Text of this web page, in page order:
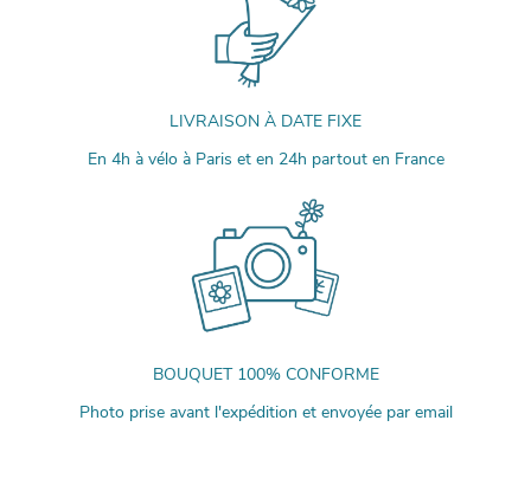
LIVRAISON À DATE FIXE
En 4h à vélo à Paris et en 24h partout en France
BOUQUET 100% CONFORME
Photo prise avant l'expédition et envoyée par email